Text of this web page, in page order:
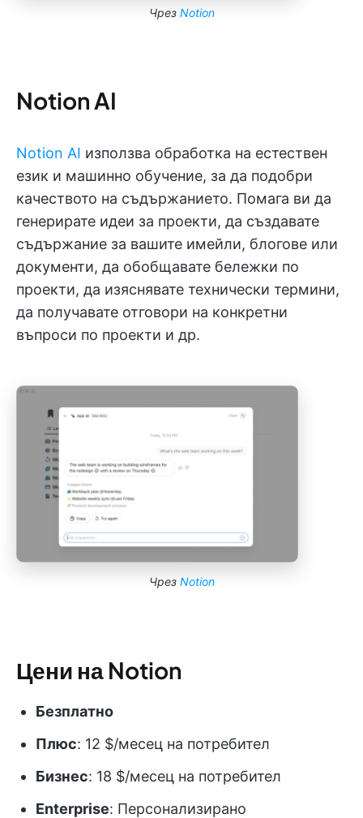
Чрез Notion
Notion AI
Notion AI използва обработка на естествен
език и машинно обучение, за да подобри
качеството на съдържанието. Помага ви да
генерирате идеи за проекти, да създавате
съдържание за вашите имейли, блогове или
документи, да обобщавате бележки по
проекти, да изяснявате технически термини,
да получавате отговори на конкретни
въпроси по проекти и др.
Чрез Notion
Цени на Notion
Безплатно
Плюс: 12 $/месец на потребител
Бизнес: 18 $/месец на потребител
Enterprise: Персонализирано